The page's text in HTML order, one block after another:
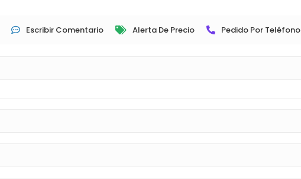
Escribir Comentario Alerta De Precio Pedido Por Teléfono